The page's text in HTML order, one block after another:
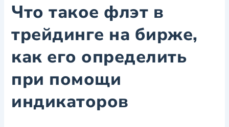
Что такое флэт в
трейдинге на бирже,
как его определить
при помощи
индикаторов